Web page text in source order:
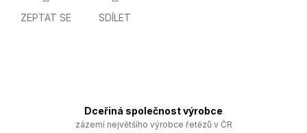
ZEPTAT SE SDÍLET
Dceřiná společnost výrobce
zázemí největšího výrobce řetězů v ČR